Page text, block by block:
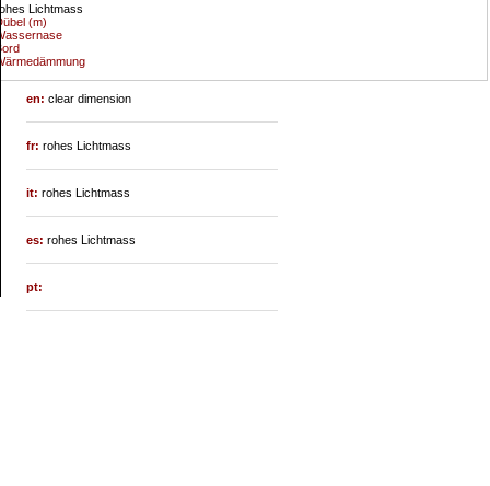
Lichtmass
(m)
en:clear dimension
fr:rohes Lichtmass
it:rohes Lichtmass
es:rohes Lichtmass
pt: